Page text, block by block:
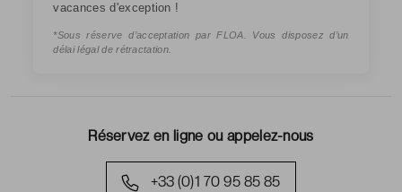
Réservez en ligne ou appelez-nous
+33 (0)1 70 95 85 85
vacances d'exception !
*Sous réserve d’acceptation par FLOA. Vous disposez d’un
délai légal de rétractation.